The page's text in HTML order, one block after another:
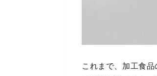
これまで、加工食